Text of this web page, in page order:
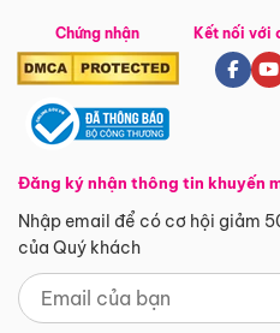
Chứng nhận
Đăng ký nhận thông tin khuyến
Nhập email để có cơ hội giảm
của Quý khách
Kết nối với